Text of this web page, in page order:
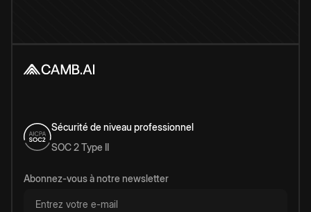
Sécurité de niveau professionnel
SOC 2 Type II
Abonnez-vous à notre newsletter